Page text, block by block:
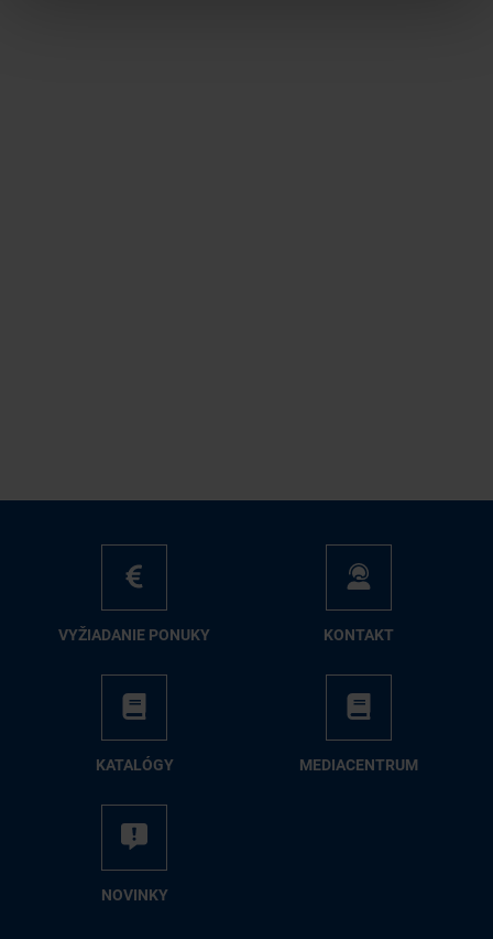
VY­ŽIA­DA­NIE PO­NU­KY KON­TAKT
KA­TA­LÓ­GY ME­DIA­CEN­TRUM
NO­VIN­KY